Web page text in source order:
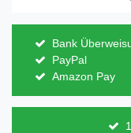
Bank
PayPal
Amazon Pay